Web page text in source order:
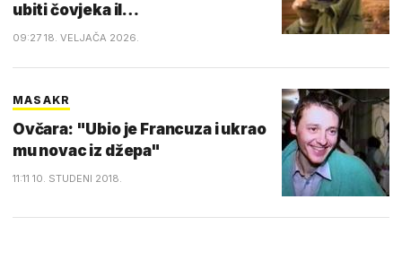
ubiti čovjeka il…
09:27 18. VELJAČA 2026.
MASAKR
Ovčara: "Ubio je Francuza i ukrao
mu novac iz džepa"
11:11 10. STUDENI 2018.